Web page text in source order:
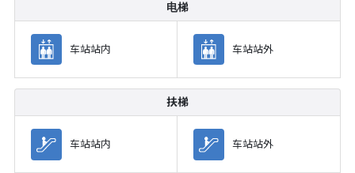
电梯
车站站内 车站站外
扶梯
车站站内 车站站外